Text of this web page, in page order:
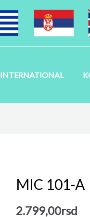
INTERNATIONAL
MIC 101-A
2.799,00rsd
MIC
A